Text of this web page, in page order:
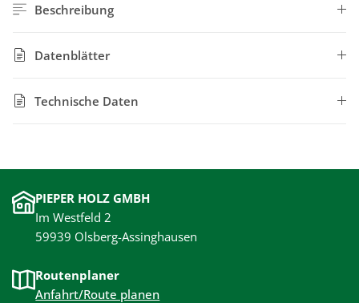
Beschreibung
Datenblätter
Technische Daten
PIEPER HOLZ GMBH
Im Westfeld 2
59939 Olsberg-Assinghausen
Routenplaner
Anfahrt/Route planen